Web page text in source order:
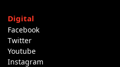
Digital
Facebook
Twitter
Youtube
Instagram